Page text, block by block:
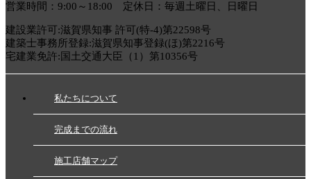
営業時間：9:00～18:00 定休日：毎週土曜日、日曜日
建設業許可:滋賀県知事 許可(特-4)第22598号
建築士事務所登録:滋賀県知事登録(ほ)第2216号
宅建業免許:国土交通大臣（1）第10356号
私たちについて
完成までの流れ
施工店舗マップ